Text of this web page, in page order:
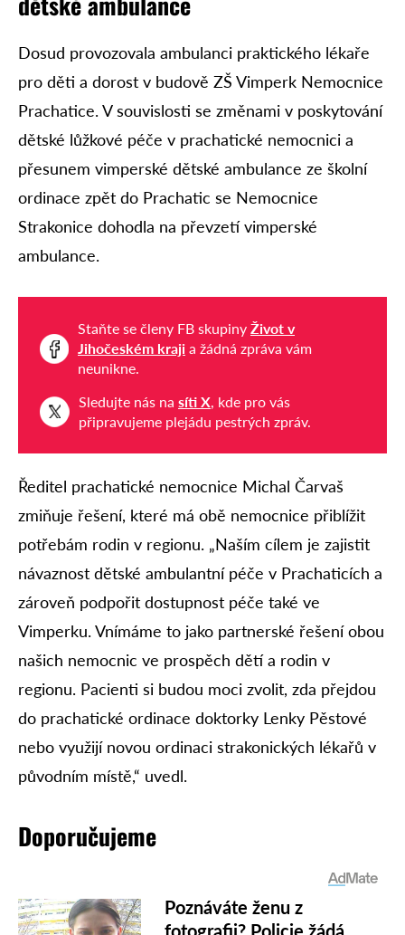
Dosud provozovala ambulanci praktického lékaře
pro děti a dorost v budově ZŠ Vimperk Nemocnice
Prachatice. V souvislosti se změnami v poskytování
dětské lůžkové péče v prachatické nemocnici a
přesunem vimperské dětské ambulance ze školní
ordinace zpět do Prachatic se Nemocnice
Strakonice dohodla na převzetí vimperské
ambulance.
Staňte se členy FB skupiny Život v
Jihočeském kraji a žádná zpráva vám
neunikne.
Sledujte nás na síti X, kde pro vás
připravujeme plejádu pestrých zpráv.
Ředitel prachatické nemocnice Michal Čarvaš
zmiňuje řešení, které má obě nemocnice přiblížit
potřebám rodin v regionu. „Naším cílem je zajistit
návaznost dětské ambulantní péče v Prachaticích a
zároveň podpořit dostupnost péče také ve
Vimperku. Vnímáme to jako partnerské řešení obou
našich nemocnic ve prospěch dětí a rodin v
regionu. Pacienti si budou moci zvolit, zda přejdou
do prachatické ordinace doktorky Lenky Pěstové
nebo využijí novou ordinaci strakonických lékařů v
původním místě,“ uvedl.
Doporučujeme